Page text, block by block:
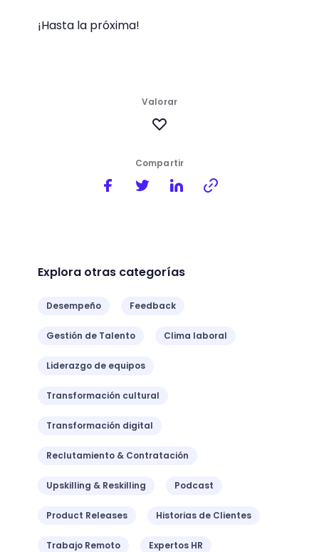
¡Hasta la próxima!
Compartir
Valorar
Explora otras categorías
Desempeño Feedback
Gestión de Talento Clima laboral
Liderazgo de equipos
Transformación cultural
Transformación digital
Reclutamiento & Contratación
Upskilling & Reskilling Podcast
Product Releases Historias de Clientes
Trabajo Remoto Expertos HR